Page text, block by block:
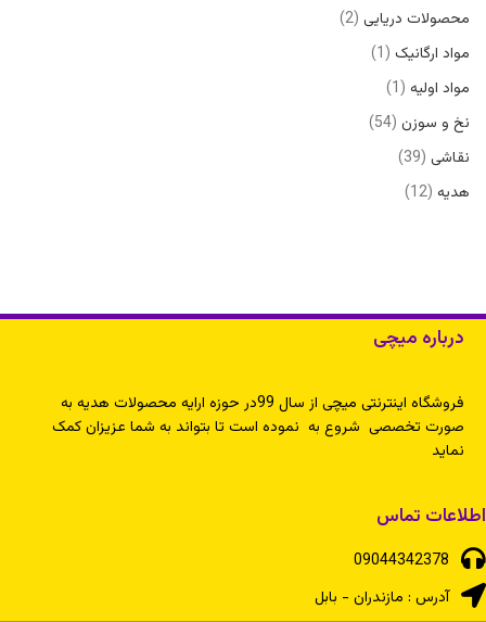
محصولات دریایی 2
مواد ارگانیک 1
مواد اولیه 1
نخ و سوزن 54
نقاشی 39
هدیه 12
درباره میچی
فروشگاه اینترنتی میچی از سال 99در حوزه ارایه محصولات هدیه به
صورت تخصصی شروع به نموده است تا بتواند به شما عزیزان کمک
نماید
اطلاعات تماس
09044342378
آدرس : مازندران - بابل